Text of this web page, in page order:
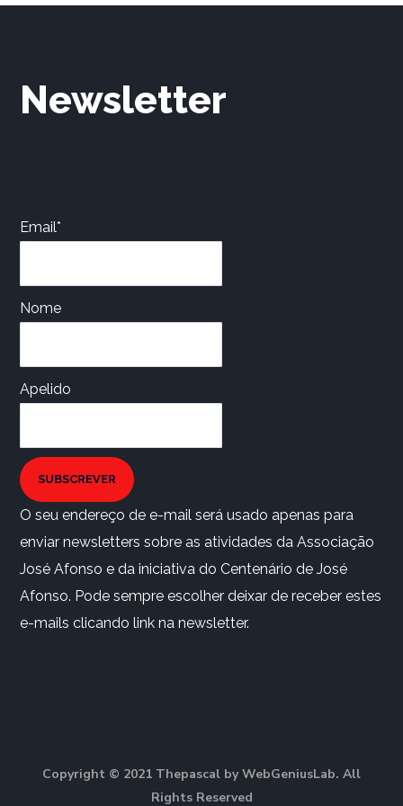
Newsletter
Email*
Nome
Apelido
SUBSCREVER
O seu endereço de e-mail será usado apenas para
enviar newsletters sobre as atividades da Associação
José Afonso e da iniciativa do Centenário de José
Afonso. Pode sempre escolher deixar de receber estes
e-mails clicando link na newsletter.
Copyright © 2021 Thepascal by WebGeniusLab. All
Rights Reserved